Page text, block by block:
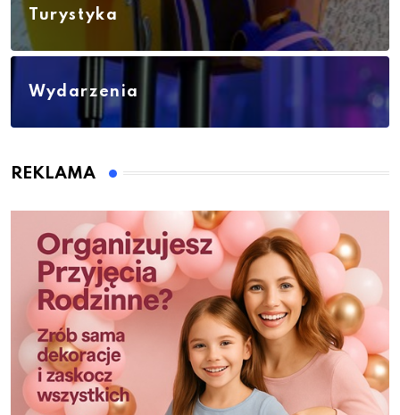
Turystyka
Wydarzenia
REKLAMA